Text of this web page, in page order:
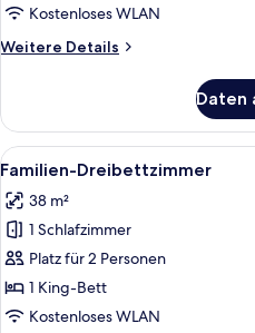
Kostenloses WLAN
Weitere Details
Weitere
Suite
Daten
Alle
Fotos
für
Familien-
Dreibettzimmer
anzeigen
4
Familien-Dreibettzimmer
38 m²
1 Schlafzimmer
Platz für 2 Personen
1 King-Bett
Kostenloses WLAN